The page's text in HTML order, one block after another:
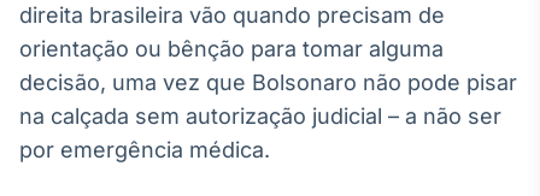
Gestão de
Investimentos
direita brasileira vão quando precisam de
orientação ou bênção para tomar alguma
decisão, uma vez que Bolsonaro não pode pisar
na calçada sem autorização judicial – a não ser
por emergência médica.